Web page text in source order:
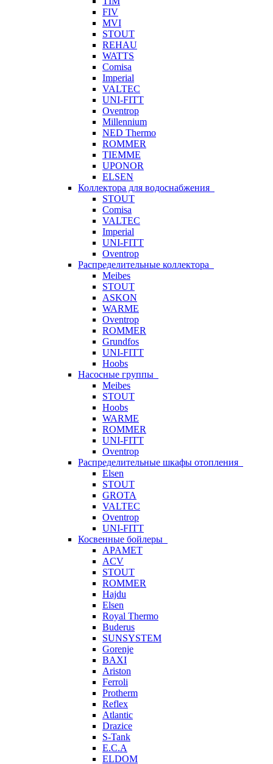
FIV
MVI
STOUT
REHAU
WATTS
Comisa
Imperial
VALTEC
UNI-FITT
Oventrop
Millennium
NED Thermo
ROMMER
TIEMME
UPONOR
ELSEN
Коллектора для водоснабжения
STOUT
Comisa
VALTEC
Imperial
UNI-FITT
Oventrop
Распределительные коллектора
Meibes
STOUT
ASKON
WARME
Oventrop
ROMMER
Grundfos
UNI-FITT
Hoobs
Насосные группы
Meibes
STOUT
Hoobs
WARME
ROMMER
UNI-FITT
Oventrop
Распределительные шкафы отопления
Elsen
STOUT
GROTA
VALTEC
Oventrop
UNI-FITT
Косвенные бойлеры
APAMET
ACV
STOUT
ROMMER
Hajdu
Elsen
Royal Thermo
Buderus
SUNSYSTEM
Gorenje
BAXI
Ariston
Ferroli
Protherm
Reflex
Atlantic
Drazice
S-Tank
E.C.A
ELDOM